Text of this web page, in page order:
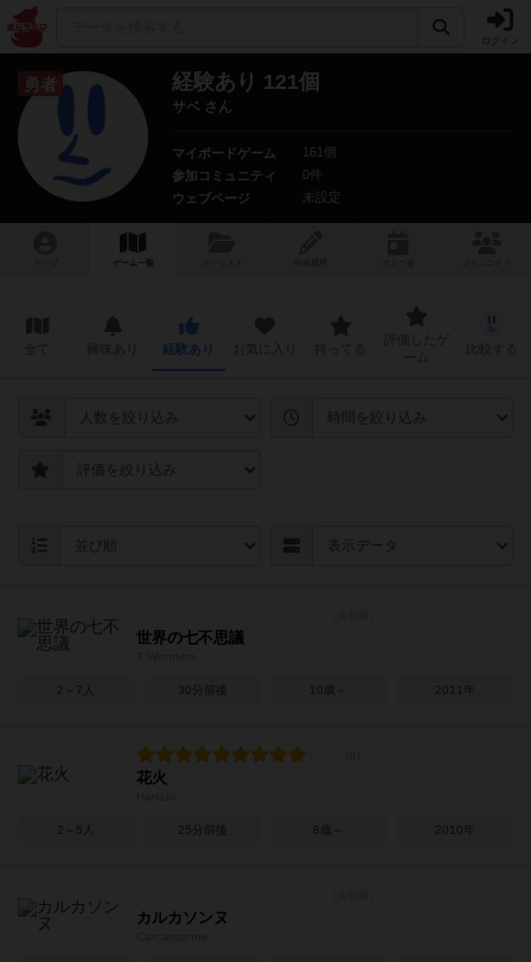
勇者 経験あり 121個
サベ さん
マイボードゲーム
161個
参加コミュニティ
0件
ウェブページ
未設定
ゲーム一覧
経験あり
世界の七不思議
2～7人 30分前後 10歳～ 2011年
花火
2～5人 25分前後 8歳～ 2010年
カルカソンヌ